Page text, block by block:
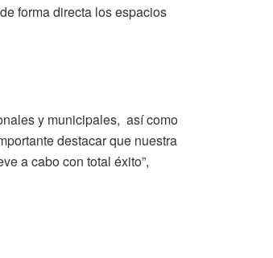
forma directa los espacios
y municipales, así como
destacar que nuestra
a cabo con total éxito”,